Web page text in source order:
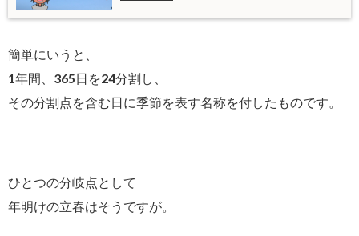
簡単にいうと、
1年間、365日を24分割し、
その分割点を含む日に季節を表す名称を付したものです。
ひとつの分岐点として
年明けの立春はそうですが。